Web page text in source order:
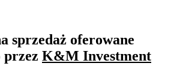
sprzedaż oferowane
przez K&M Investment